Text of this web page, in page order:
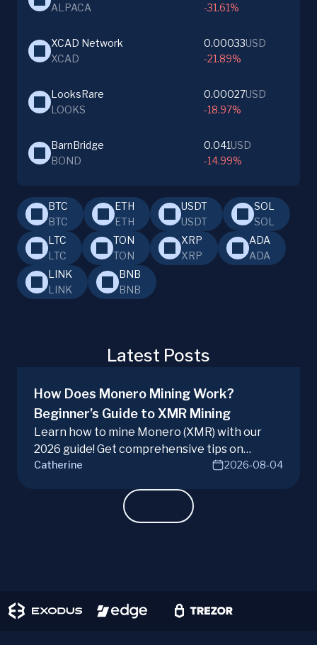
ALPACA
-31.61%
XCAD Network
XCAD
0.00033USD
-21.89%
LooksRare
LOOKS
0.00027USD
-18.97%
BarnBridge
BOND
0.041USD
-14.99%
BTC
BTC
ETH
ETH
USDT
USDT
SOL
SOL
LTC
LTC
TON
TON
XRP
XRP
ADA
ADA
LINK
LINK
BNB
BNB
Latest Posts
How Does Monero Mining Work?
Beginner’s Guide to XMR Mining
Learn how to mine Monero (XMR) with our
2026 guide! Get comprehensive tips on
hardware, software, and techniques for
Catherine 2026-08-04